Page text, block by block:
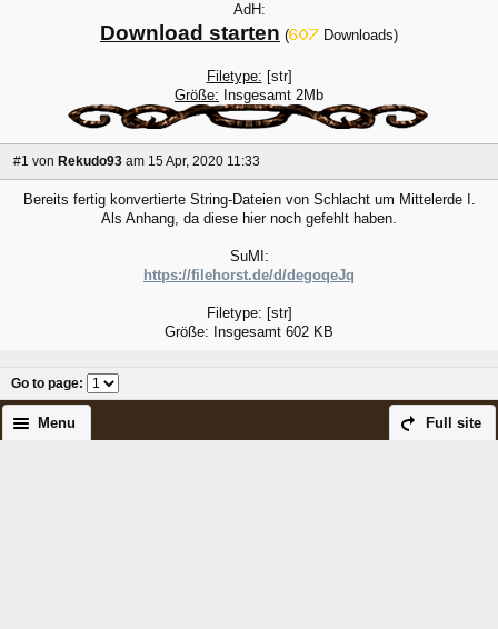
AdH:
Download starten ( Downloads)
Filetype: [str]
Größe: Insgesamt 2Mb
#1 von Rekudo93 am 15 Apr, 2020 11:33
Bereits fertig konvertierte String-Dateien von Schlacht um Mittelerde I.
Als Anhang, da diese hier noch gefehlt haben.
SuMI:
https://filehorst.de/d/degoqeJq
Filetype: [str]
Größe: Insgesamt 602 KB
Go to page:
Full site
Menu